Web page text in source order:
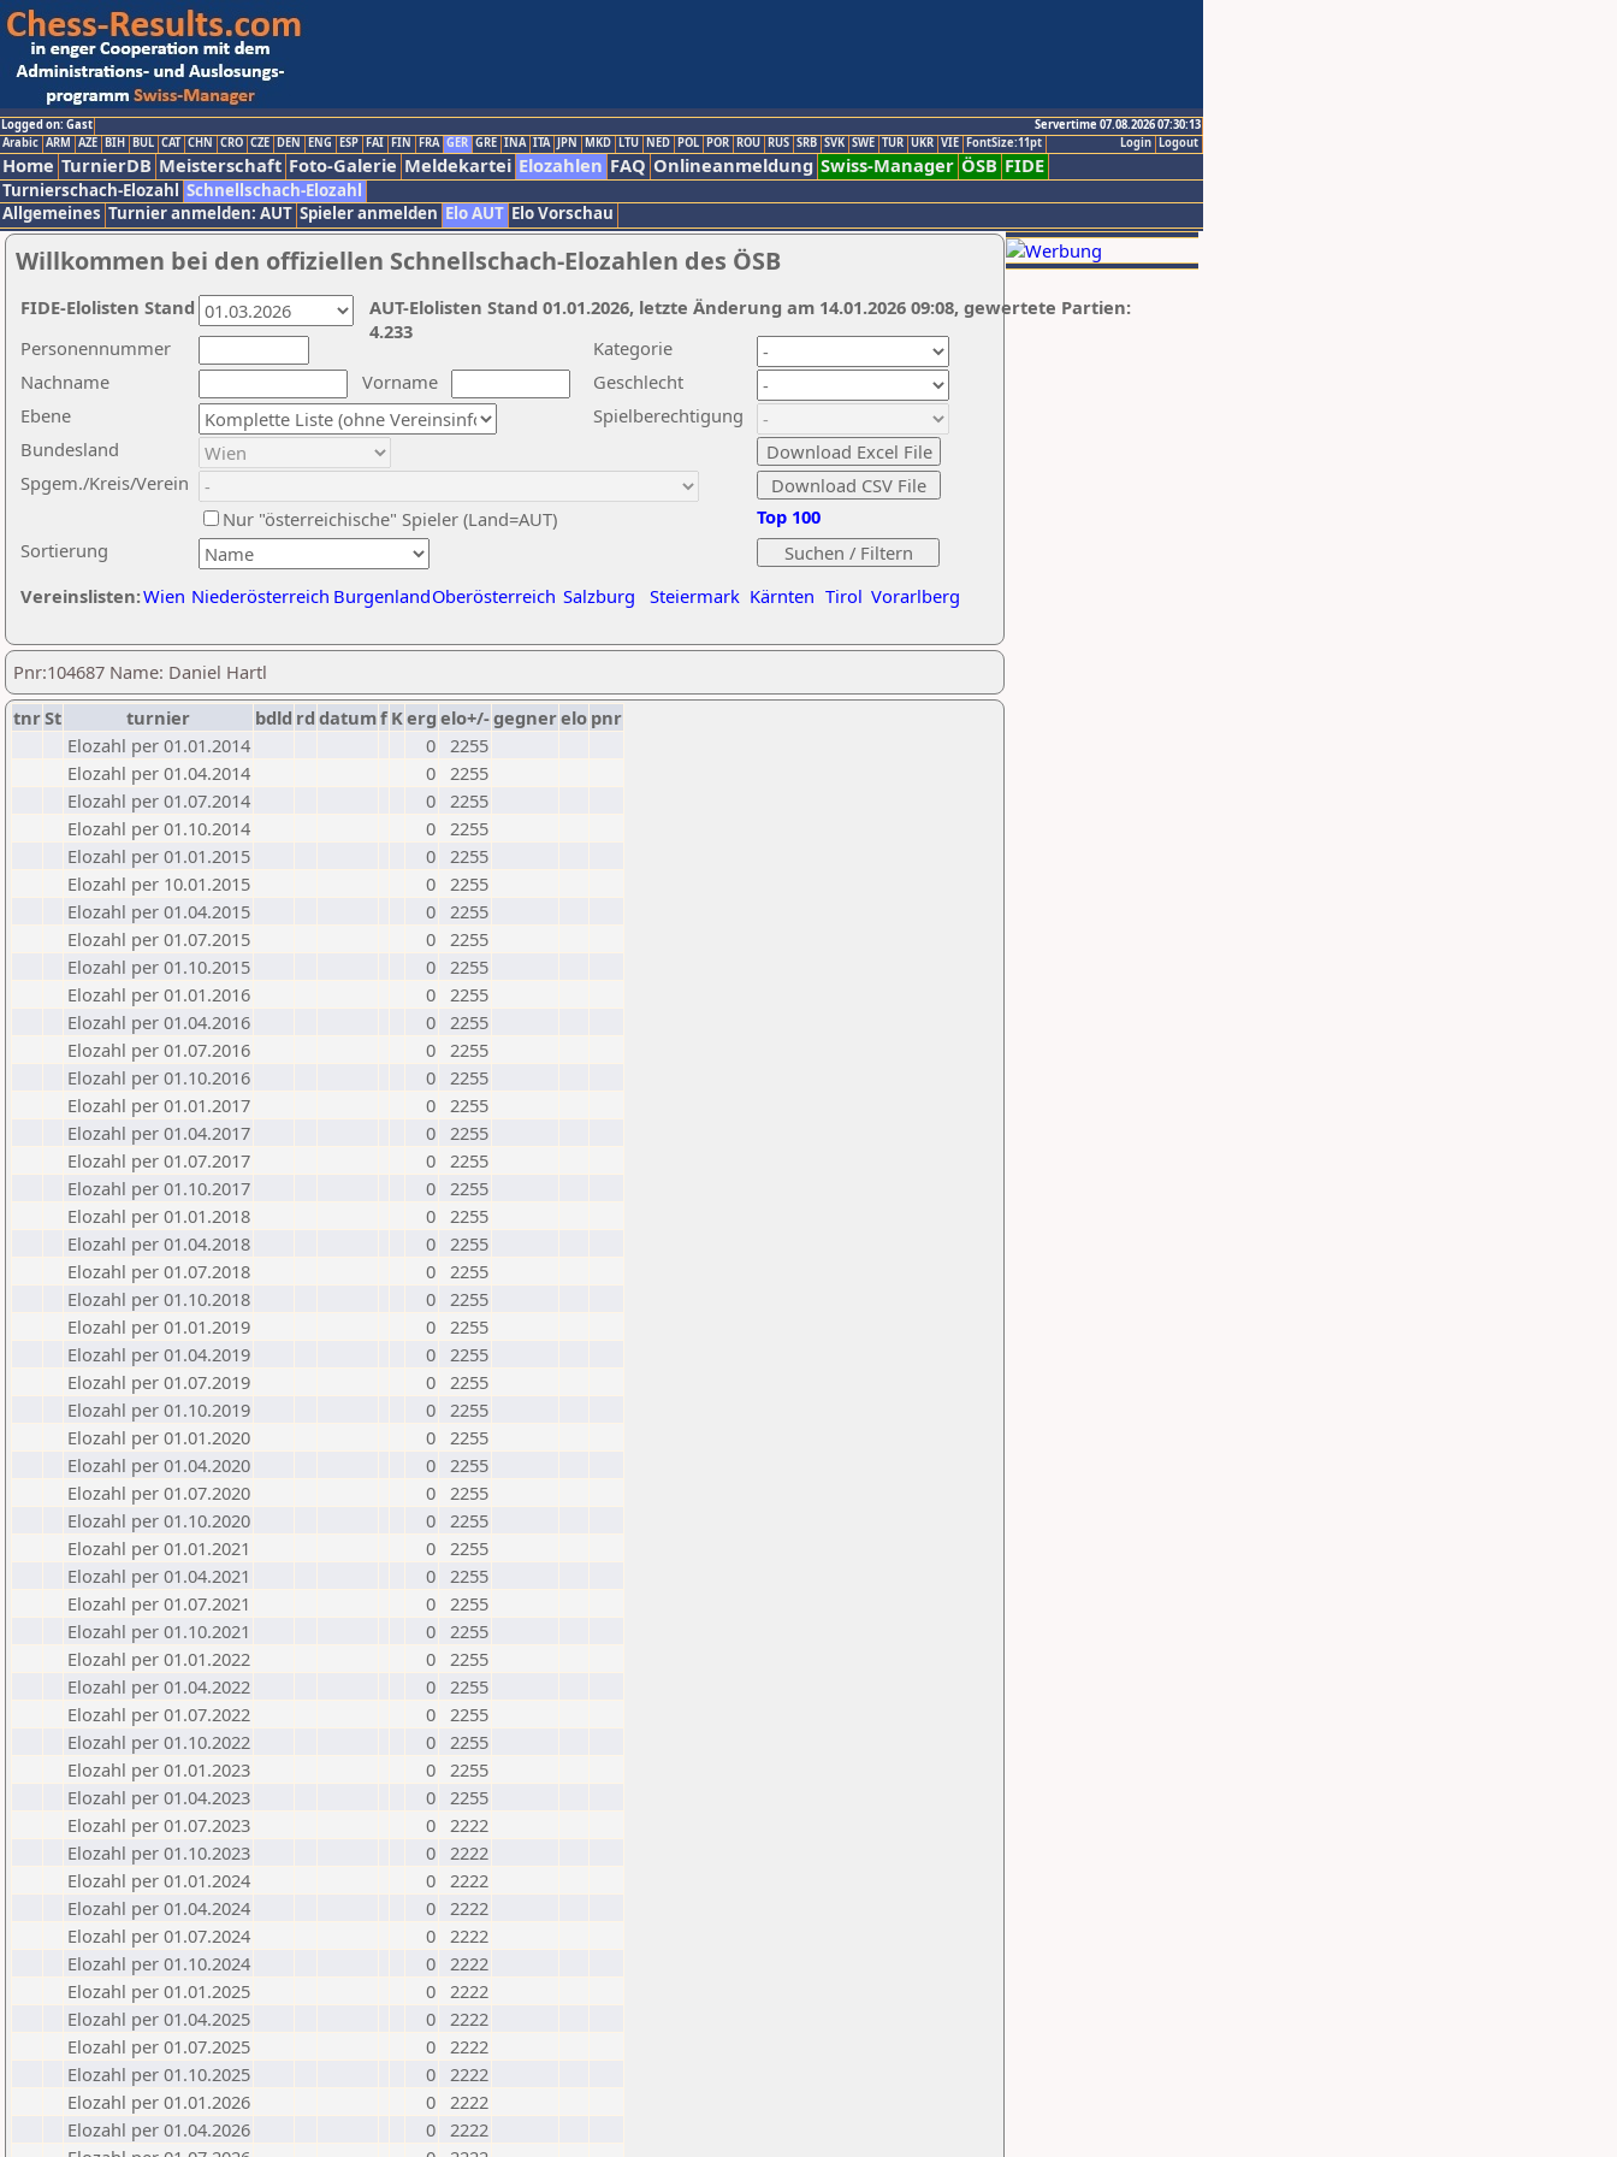
Logged on: Gast
Servertime 07.08.2026 07:30:13
Logout
Login
Arabic ARM AZE BIH BUL CAT CHN CRO CZE DEN ENG ESP FAI FIN FRA GER GRE INA ITA JPN MKD LTU NED POL POR ROU RUS SRB SVK SWE TUR UKR VIE FontSize:11pt
Home TurnierDB Meisterschaft Foto-Galerie Meldekartei Elozahlen FAQ Onlineanmeldung Swiss-Manager ÖSB FIDE
Turnierschach-Elozahl Schnellschach-Elozahl
Allgemeines Turnier anmelden: AUT Spieler anmelden Elo AUT Elo Vorschau
Willkommen bei den offiziellen Schnellschach-Elozahlen des ÖSB
Nachname
Vorname
Ebene
Kategorie
Sortierung
Personennummer
Bundesland
Spgem./Kreis/Verein
Geschlecht
Nur "österreichische" Spieler (Land=AUT)
Spielberechtigung
Vereinslisten:Wien Niederösterreich BurgenlandOberösterreich Salzburg Steiermark Kärnten Tirol Vorarlberg
Top 100
AUT-Elolisten Stand 01.01.2026, letzte Änderung am 14.01.2026 09:08, gewertete Partien:
4.233
FIDE-Elolisten Stand
Pnr:104687 Name: Daniel Hartl
tnrSt turnier bdld rd datumf Kerg elo+/-gegnerelo pnr
Elozahl per 01.01.2014
0 2255
Elozahl per 01.04.2014
0 2255
Elozahl per 01.07.2014
0 2255
Elozahl per 01.10.2014
0 2255
Elozahl per 01.01.2015
0 2255
Elozahl per 10.01.2015
0 2255
Elozahl per 01.04.2015
0 2255
Elozahl per 01.07.2015
0 2255
Elozahl per 01.10.2015
0 2255
Elozahl per 01.01.2016
0 2255
Elozahl per 01.04.2016
0 2255
Elozahl per 01.07.2016
0 2255
Elozahl per 01.10.2016
0 2255
Elozahl per 01.01.2017
0 2255
Elozahl per 01.04.2017
0 2255
Elozahl per 01.07.2017
0 2255
Elozahl per 01.10.2017
0 2255
Elozahl per 01.01.2018
0 2255
Elozahl per 01.04.2018
0 2255
Elozahl per 01.07.2018
0 2255
Elozahl per 01.10.2018
0 2255
Elozahl per 01.01.2019
0 2255
Elozahl per 01.04.2019
0 2255
Elozahl per 01.07.2019
0 2255
Elozahl per 01.10.2019
0 2255
Elozahl per 01.01.2020
0 2255
Elozahl per 01.04.2020
0 2255
Elozahl per 01.07.2020
0 2255
Elozahl per 01.10.2020
0 2255
Elozahl per 01.01.2021
0 2255
Elozahl per 01.04.2021
0 2255
Elozahl per 01.07.2021
0 2255
Elozahl per 01.10.2021
0 2255
Elozahl per 01.01.2022
0 2255
Elozahl per 01.04.2022
0 2255
Elozahl per 01.07.2022
0 2255
Elozahl per 01.10.2022
0 2255
Elozahl per 01.01.2023
0 2255
Elozahl per 01.04.2023
0 2255
Elozahl per 01.07.2023
0 2222
Elozahl per 01.10.2023
0 2222
Elozahl per 01.01.2024
0 2222
Elozahl per 01.04.2024
0 2222
Elozahl per 01.07.2024
0 2222
Elozahl per 01.10.2024
0 2222
Elozahl per 01.01.2025
0 2222
Elozahl per 01.04.2025
0 2222
Elozahl per 01.07.2025
0 2222
Elozahl per 01.10.2025
0 2222
Elozahl per 01.01.2026
0 2222
Elozahl per 01.04.2026
0 2222